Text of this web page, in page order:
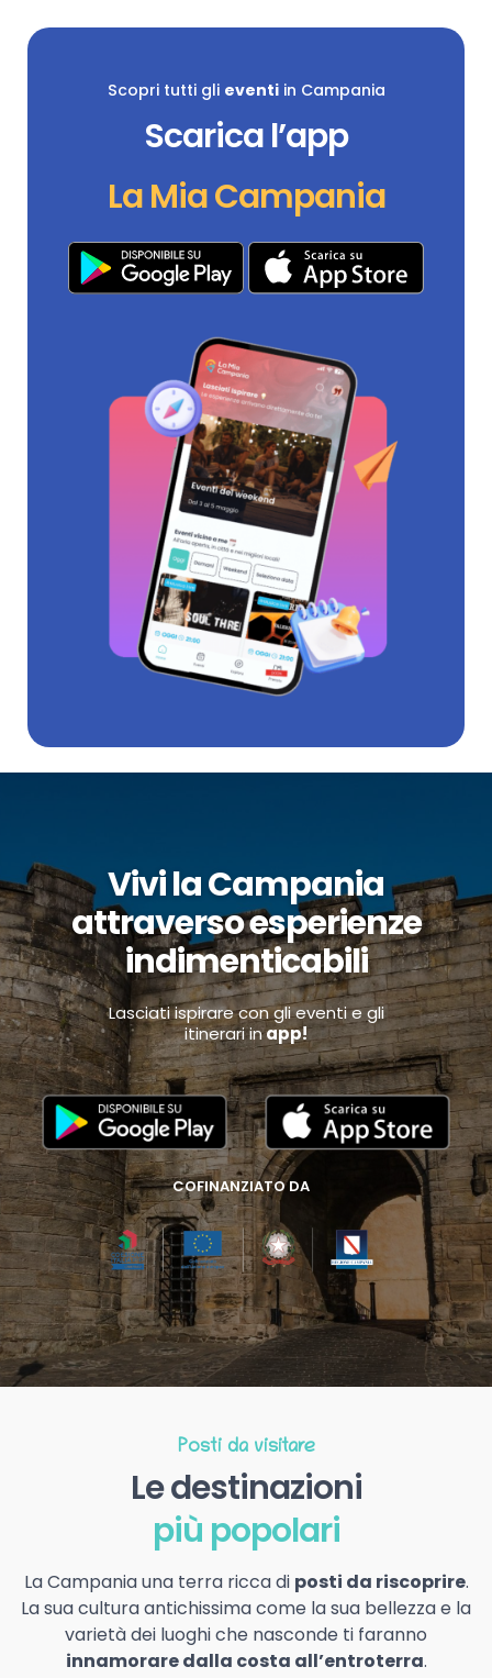
Scopri tutti gli eventiin Campania
Scarica l’app
La Mia Campania
Vivi la Campania
attraverso esperienze
indimenticabili
Lasciati ispirare con gli eventi e gli
itinerari inapp!
COFINANZIATO DA
Posti da visitare
Le destinazioni
più popolari
La Campania una terra ricca di posti da riscoprire.
La sua cultura antichissima come la sua bellezza e la
varietà dei luoghi che nasconde ti faranno
innamorare dalla costa all’entroterra.